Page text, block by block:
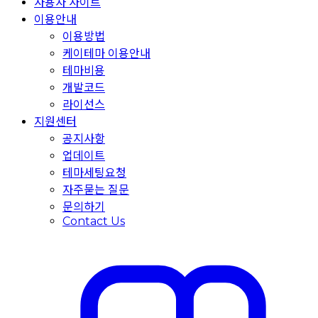
이용안내
이용방법
케이테마 이용안내
테마비용
개발코드
라이선스
지원센터
공지사항
업데이트
테마세팅요청
자주묻는 질문
문의하기
Contact Us